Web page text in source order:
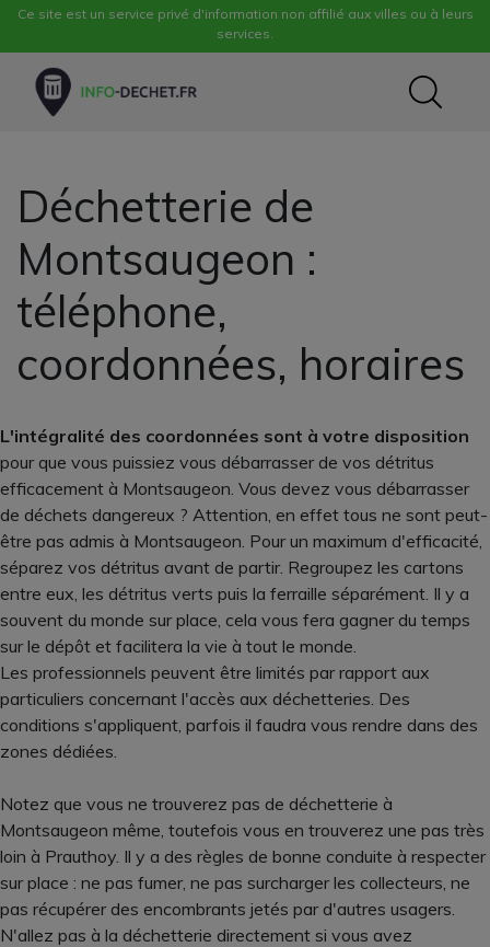
Ce site est un service privé d'information non affilié aux villes ou à leurs
services.
Déchetterie de
Montsaugeon :
téléphone,
coordonnées, horaires
L'intégralité des coordonnées sont à votre disposition
pour que vous puissiez vous débarrasser de vos détritus
efficacement à Montsaugeon. Vous devez vous débarrasser
de déchets dangereux ? Attention, en effet tous ne sont peut-
être pas admis à Montsaugeon. Pour un maximum d'efficacité,
séparez vos détritus avant de partir. Regroupez les cartons
entre eux, les détritus verts puis la ferraille séparément. Il y a
souvent du monde sur place, cela vous fera gagner du temps
sur le dépôt et facilitera la vie à tout le monde.
Les professionnels peuvent être limités par rapport aux
particuliers concernant l'accès aux déchetteries. Des
conditions s'appliquent, parfois il faudra vous rendre dans des
zones dédiées.
Notez que vous ne trouverez pas de déchetterie à
Montsaugeon même, toutefois vous en trouverez une pas très
loin à Prauthoy. Il y a des règles de bonne conduite à respecter
sur place : ne pas fumer, ne pas surcharger les collecteurs, ne
pas récupérer des encombrants jetés par d'autres usagers.
N'allez pas à la déchetterie directement si vous avez